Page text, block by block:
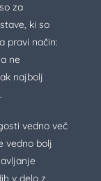
za
ki so
pravi način:
ne
najbolj
vedno več
vedno bolj
v delo z